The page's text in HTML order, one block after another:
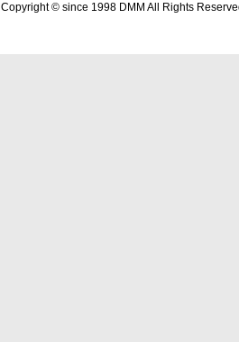
Copyright © since 1998 DMM All Rights